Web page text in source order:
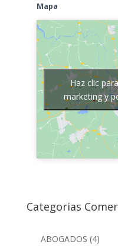
Mapa
Haz clic
marketing y
Categorias
ABOGADOS (4)